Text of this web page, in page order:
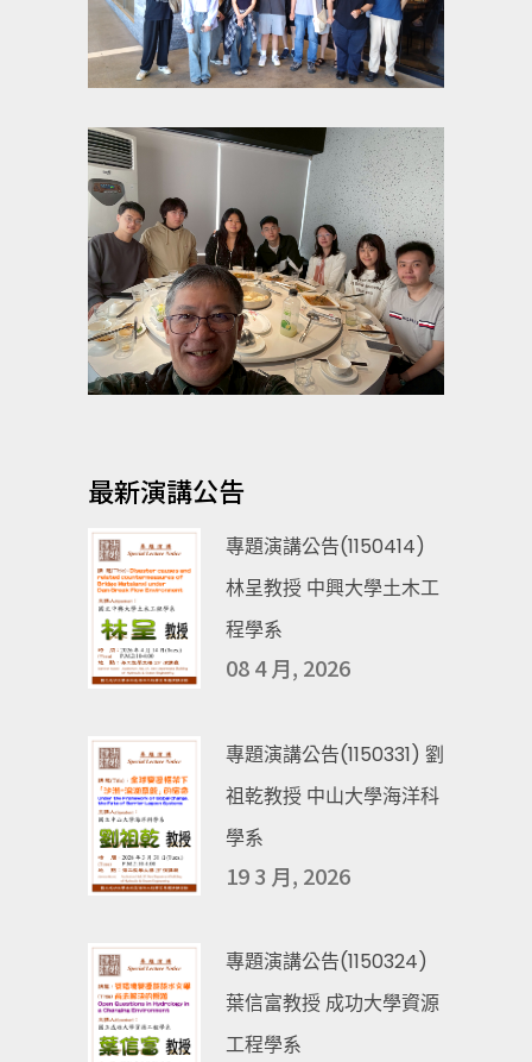
最新演講公告
專題演講公告(1150414)
林呈教授 中興大學土木工
程學系
08 4 月, 2026
專題演講公告(1150331) 劉
祖乾教授 中山大學海洋科
學系
19 3 月, 2026
專題演講公告(1150324)
葉信富教授 成功大學資源
工程學系